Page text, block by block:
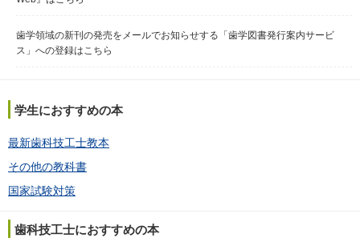
歯学領域の新刊の発売をメールでお知らせする「歯学図書発行案内サービ
ス」への登録はこちら
学生におすすめの本
最新歯科技工士教本
その他の教科書
国家試験対策
歯科技工士におすすめの本